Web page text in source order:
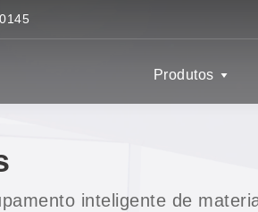
Produtos
inteligente de